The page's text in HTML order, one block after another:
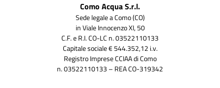
Como Acqua S.r.l.
Sede legale a Como (CO)
in Viale Innocenzo XI, 50
C.F. e R.I. CO-LC n. 03522110133
Capitale sociale € 544.352,12 i.v.
Registro Imprese CCIAA di Como
n. 03522110133 – REA CO-319342